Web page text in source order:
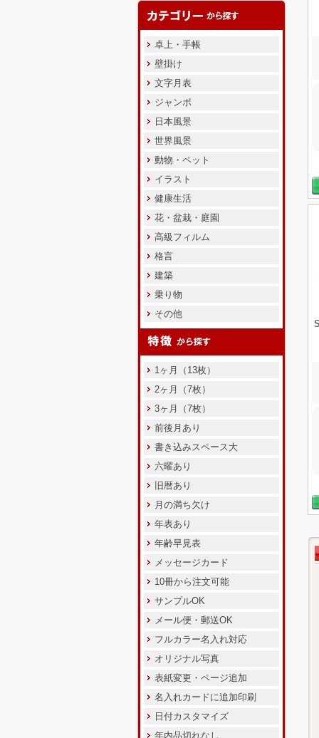
卓上・手帳
壁掛け
文字月表
ジャンボ
日本風景
世界風景
動物・ペット
イラスト
健康生活
花・盆栽・庭園
高級フィルム
格言
建築
乗り物
その他
1ヶ月（13枚）
2ヶ月（7枚）
3ヶ月（7枚）
前後月あり
書き込みスペース大
六曜あり
旧暦あり
月の満ち欠け
年表あり
年齢早見表
メッセージカード
10冊から注文可能
サンプルOK
メール便・郵送OK
フルカラー名入れ対応
オリジナル写真
表紙変更・ページ追加
名入れカードに追加印刷
日付カスタマイズ
年内品切れなし